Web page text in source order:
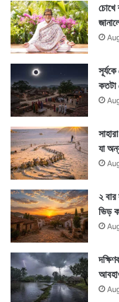
চোখে
কতটা
যা
২ বার
ভিড়